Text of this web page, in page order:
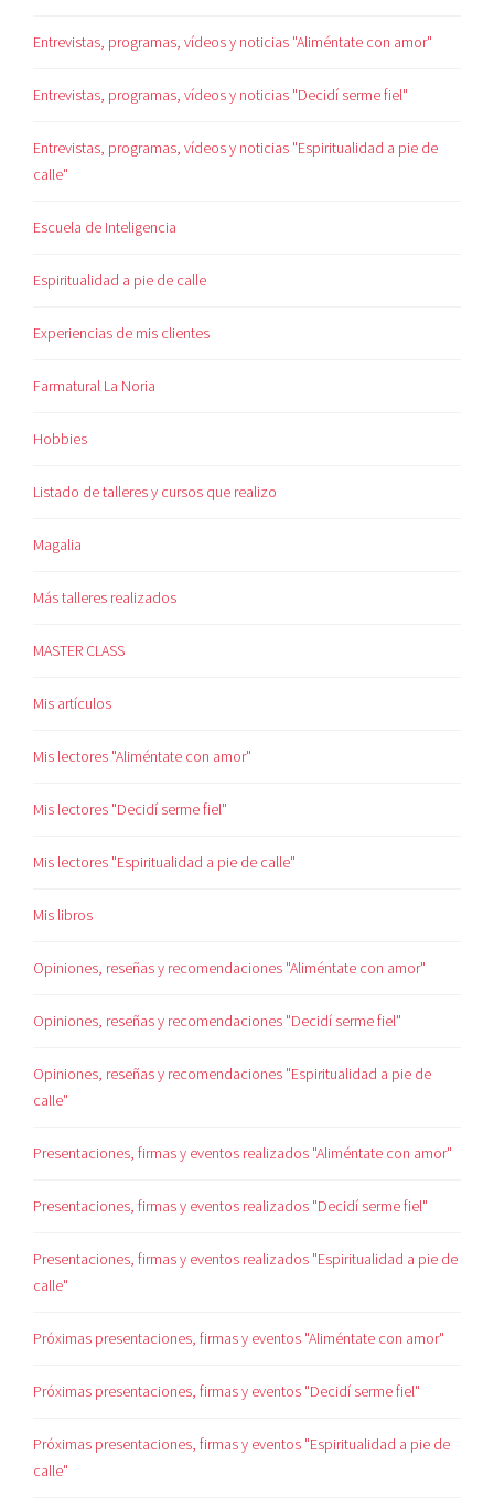
Entrevistas, programas, vídeos y noticias "Aliméntate con amor"
Entrevistas, programas, vídeos y noticias "Decidí serme fiel"
Entrevistas, programas, vídeos y noticias "Espiritualidad a pie de
calle"
Escuela de Inteligencia
Espiritualidad a pie de calle
Experiencias de mis clientes
Farmatural La Noria
Hobbies
Listado de talleres y cursos que realizo
Magalia
Más talleres realizados
MASTER CLASS
Mis artículos
Mis lectores "Aliméntate con amor"
Mis lectores "Decidí serme fiel"
Mis lectores "Espiritualidad a pie de calle"
Mis libros
Opiniones, reseñas y recomendaciones "Aliméntate con amor"
Opiniones, reseñas y recomendaciones "Decidí serme fiel"
Opiniones, reseñas y recomendaciones "Espiritualidad a pie de
calle"
Presentaciones, firmas y eventos realizados "Aliméntate con amor"
Presentaciones, firmas y eventos realizados "Decidí serme fiel"
Presentaciones, firmas y eventos realizados "Espiritualidad a pie de
calle"
Próximas presentaciones, firmas y eventos "Aliméntate con amor"
Próximas presentaciones, firmas y eventos "Decidí serme fiel"
Próximas presentaciones, firmas y eventos "Espiritualidad a pie de
calle"